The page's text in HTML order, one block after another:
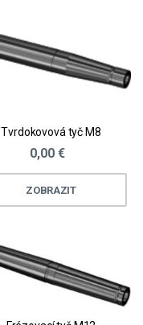
Tvrdokovová tyč M8
0,00 €
ZOBRAZIT